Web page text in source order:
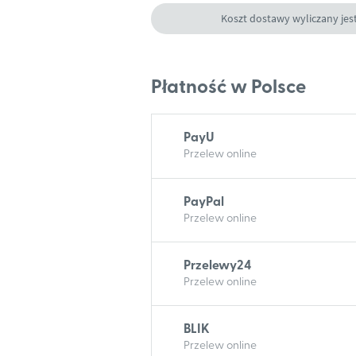
Koszt dostawy wyliczany
Płatność w Polsce
PayU
Przelew online
PayPal
Przelew online
Przelewy24
Przelew online
BLIK
Przelew online